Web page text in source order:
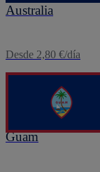
Australia
Desde 2,80 €/día
Guam